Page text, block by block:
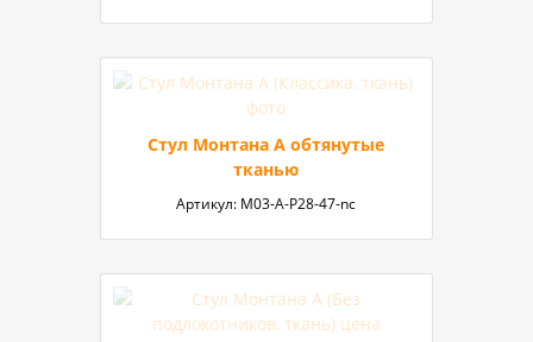
Стул Монтана A обтянутые
тканью
Артикул: М03-A-P28-47-nc